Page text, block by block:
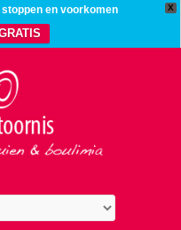
X
stoppen en voorkomen